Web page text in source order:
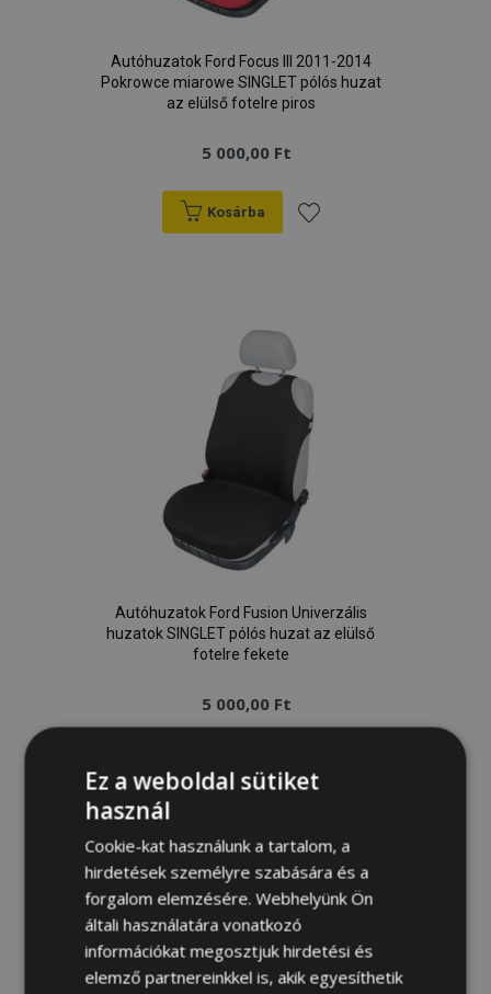
Autóhuzatok Ford Focus III 2011-2014
Pokrowce miarowe SINGLET pólós huzat
az elülső fotelre piros
5 000,00 Ft
Kosárba
kívánságlistához
Autóhuzatok Ford Fusion Univerzális
huzatok SINGLET pólós huzat az elülső
fotelre fekete
5 000,00 Ft
a
kívánságlistához
Ez a weboldal sütiket
használ
Cookie-kat használunk a tartalom, a
hirdetések személyre szabására és a
forgalom elemzésére. Webhelyünk Ön
általi használatára vonatkozó
információkat megosztjuk hirdetési és
elemző partnereinkkel is, akik egyesíthetik